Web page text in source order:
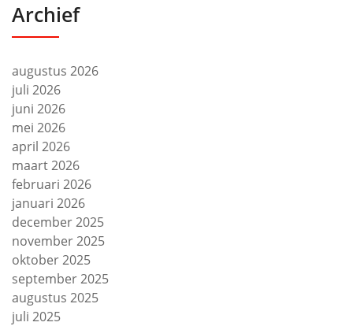
Archief
augustus 2026
juli 2026
juni 2026
mei 2026
april 2026
maart 2026
februari 2026
januari 2026
december 2025
november 2025
oktober 2025
september 2025
augustus 2025
juli 2025